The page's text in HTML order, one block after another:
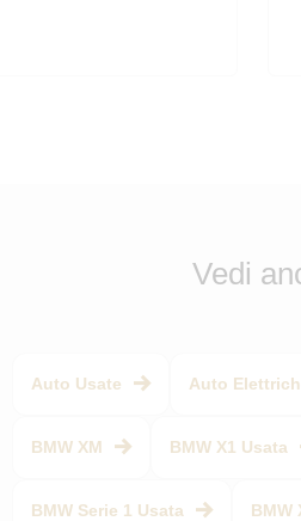
Vedi
Auto Usate Auto
BMW XM BMW X1 Usata
BMW Serie 1 Usata BMW